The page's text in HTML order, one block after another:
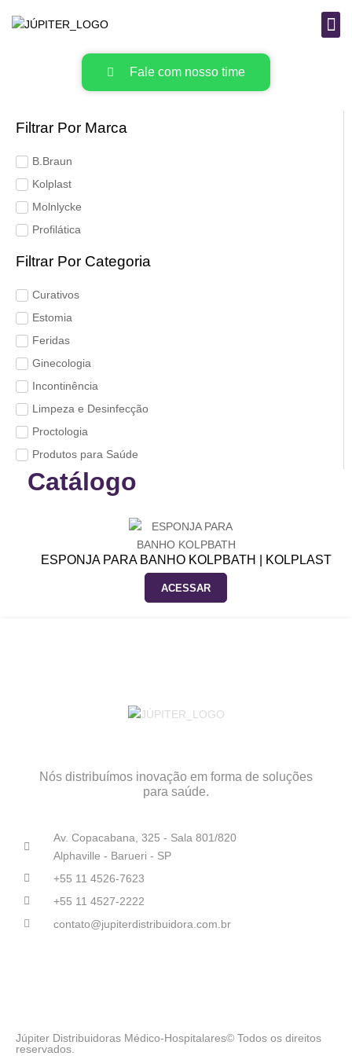
Fale com nosso time
Filtrar Por Marca
B.Braun
Kolplast
Molnlycke
Profilática
Filtrar Por Categoria
Curativos
Estomia
Feridas
Ginecologia
Incontinência
Limpeza e Desinfecção
Proctologia
Produtos para Saúde
Catálogo
ESPONJA PARA BANHO KOLPBATH | KOLPLAST
ACESSAR
Nós distribuímos inovação em forma de soluções
para saúde.
Av. Copacabana, 325 - Sala 801/820
Alphaville - Barueri - SP
+55 11 4526-7623
+55 11 4527-2222
contato@jupiterdistribuidora.com.br
Júpiter Distribuidoras Médico-Hospitalares© Todos os direitos
reservados.